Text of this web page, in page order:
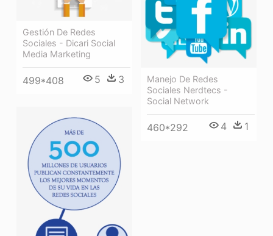
Gestión De Redes
Sociales - Dicari Social
Media Marketing
499*408 5 3
Manejo De Redes
Sociales Nerdtecs -
Social Network
460*292 4 1